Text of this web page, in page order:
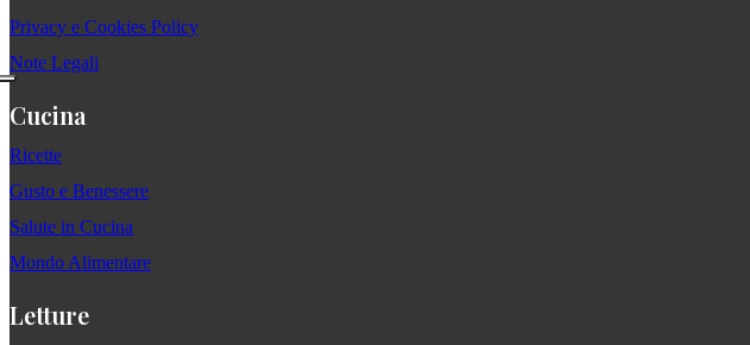
Privacy e Cookies Policy
Note Legali
Cucina
Ricette
Gusto e Benessere
Salute in Cucina
Mondo Alimentare
Letture